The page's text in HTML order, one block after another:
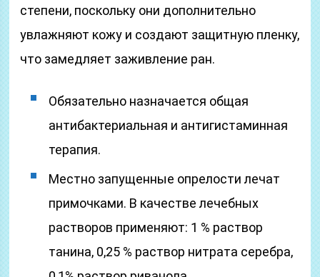
степени, поскольку они дополнительно
увлажняют кожу и создают защитную пленку,
что замедляет заживление ран.
Обязательно назначается общая
антибактериальная и антигистаминная
терапия.
Местно запущенные опрелости лечат
примочками. В качестве лечебных
растворов применяют: 1 % раствор
танина, 0,25 % раствор нитрата серебра,